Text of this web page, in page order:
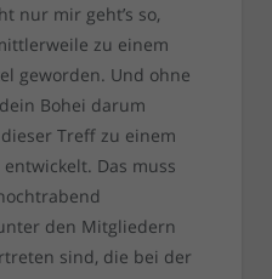
nur mir geht’s so,
zu einem
geworden. Und ohne
Bohei darum
Treff zu einem
Das muss
den Mitgliedern
sind, die bei der